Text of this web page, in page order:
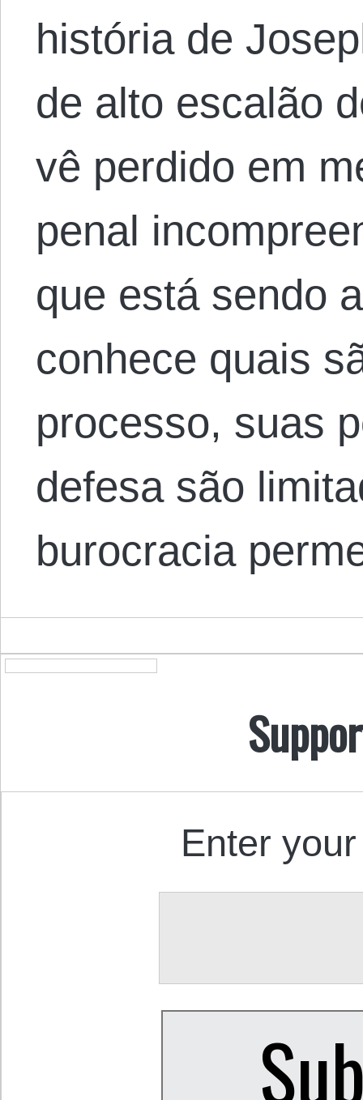
história de
de alto escalão
vê perdido em
penal
que está sendo
conhece quais
processo, suas
defesa são
burocracia
Enter